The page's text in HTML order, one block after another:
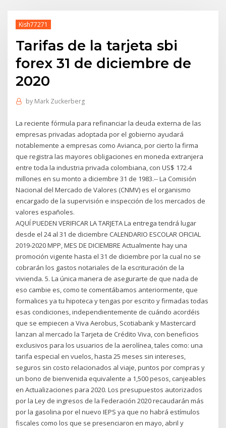
Kish77271
Tarifas de la tarjeta sbi
forex 31 de diciembre de
2020
by Mark Zuckerberg
La reciente fórmula para refinanciar la deuda externa de las
empresas privadas adoptada por el gobierno ayudará
notablemente a empresas como Avianca, por cierto la firma
que registra las mayores obligaciones en moneda extranjera
entre toda la industria privada colombiana, con US$ 172.4
millones en su monto a diciembre 31 de 1983.-- La Comisión
Nacional del Mercado de Valores (CNMV) es el organismo
encargado de la supervisión e inspección de los mercados de
valores españoles.
AQUÍ PUEDEN VERIFICAR LA TARJETA La entrega tendrá lugar
desde el 24 al 31 de diciembre CALENDARIO ESCOLAR OFICIAL
2019-2020 MPP, MES DE DICIEMBRE Actualmente hay una
promoción vigente hasta el 31 de diciembre por la cual no se
cobrarán los gastos notariales de la escrituración de la
vivienda. 5. La única manera de asegurarte de que nada de
eso cambie es, como te comentábamos anteriormente, que
formalices ya tu hipoteca y tengas por escrito y firmadas todas
esas condiciones, independientemente de cuándo acordéis
que se empiecen a Viva Aerobus, Scotiabank y Mastercard
lanzan al mercado la Tarjeta de Crédito Viva, con beneficios
exclusivos para los usuarios de la aerolínea, tales como: una
tarifa especial en vuelos, hasta 25 meses sin intereses,
seguros sin costo relacionados al viaje, puntos por compras y
un bono de bienvenida equivalente a 1,500 pesos, canjeables
en Actualizaciones para 2020. Los presupuestos autorizados
por la Ley de ingresos de la Federación 2020 recaudarán más
por la gasolina por el nuevo IEPS ya que no habrá estímulos
fiscales como los que se presenciaron en mayo, abril y